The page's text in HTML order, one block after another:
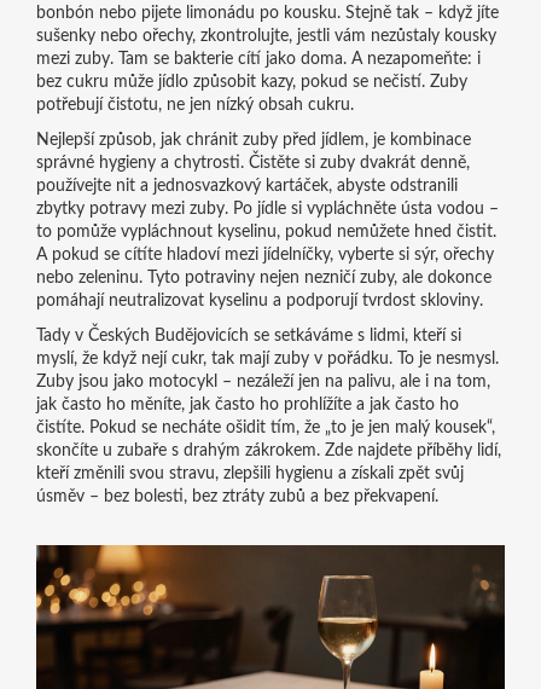
bonbón nebo pijete limonádu po kousku. Stejně tak – když jíte
sušenky nebo ořechy, zkontrolujte, jestli vám nezůstaly kousky
mezi zuby. Tam se bakterie cítí jako doma. A nezapomeňte: i
bez cukru může jídlo způsobit kazy, pokud se nečistí. Zuby
potřebují čistotu, ne jen nízký obsah cukru.
Nejlepší způsob, jak chránit zuby před jídlem, je kombinace
správné hygieny a chytrosti. Čistěte si zuby dvakrát denně,
používejte nit a jednosvazkový kartáček, abyste odstranili
zbytky potravy mezi zuby. Po jídle si vypláchněte ústa vodou –
to pomůže vypláchnout kyselinu, pokud nemůžete hned čistit.
A pokud se cítíte hladoví mezi jídelníčky, vyberte si sýr, ořechy
nebo zeleninu. Tyto potraviny nejen nezničí zuby, ale dokonce
pomáhají neutralizovat kyselinu a podporují tvrdost skloviny.
Tady v Českých Budějovicích se setkáváme s lidmi, kteří si
myslí, že když nejí cukr, tak mají zuby v pořádku. To je nesmysl.
Zuby jsou jako motocykl – nezáleží jen na palivu, ale i na tom,
jak často ho měníte, jak často ho prohlížíte a jak často ho
čistíte. Pokud se necháte ošidit tím, že „to je jen malý kousek“,
skončíte u zubaře s drahým zákrokem. Zde najdete příběhy lidí,
kteří změnili svou stravu, zlepšili hygienu a získali zpět svůj
úsměv – bez bolesti, bez ztráty zubů a bez překvapení.